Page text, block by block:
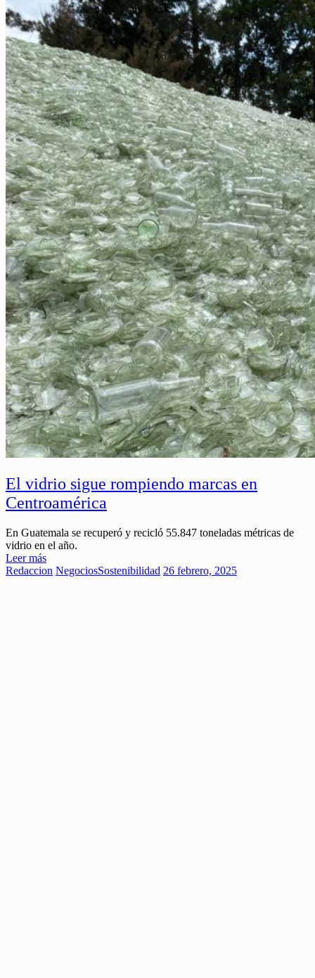
El vidrio sigue rompiendo marcas en
Centroamérica
En Guatemala se recuperó y recicló 55.847 toneladas métricas de
vidrio en el año.
Leer más
Redaccion NegociosSostenibilidad 26 febrero, 2025